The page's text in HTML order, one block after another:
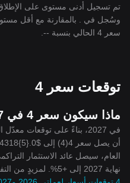
سعر 4 الحالي بنسبة --.
توقعات سعر 4
ماذا سيكون سعر 4 في 2027؟
نهاية 2027 إلى +5%. لمزيدٍ من التفاصيل، يُرجى الاطلاع على